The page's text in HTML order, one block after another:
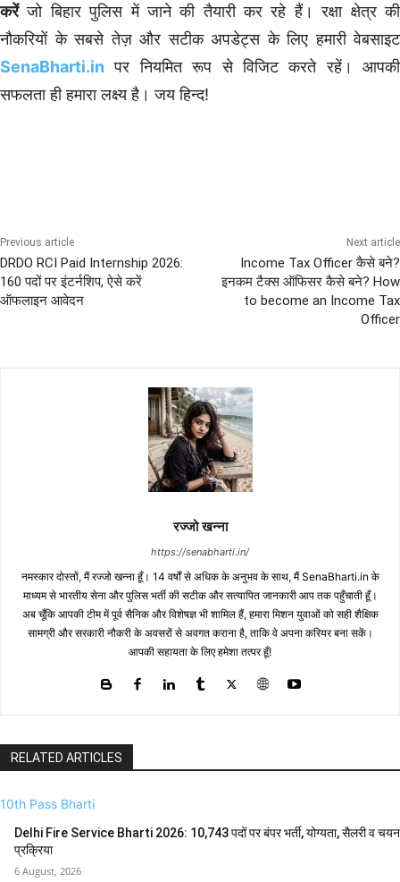
करेंजो बिहार पुलिस में जाने की तैयारी कर रहे हैं। रक्षा क्षेत्र की
नौकरियों के सबसे तेज़ और सटीक अपडेट्स के लिए हमारी वेबसाइट
SenaBharti.in पर नियमित रूप से विजिट करते रहें। आपकी
सफलता ही हमारा लक्ष्य है। जय हिन्द!
Previous article
DRDO RCI Paid Internship 2026:
160 पदों पर इंटर्नशिप, ऐसे करें
ऑफलाइन आवेदन
Next article
Income Tax Officer कैसे बने?
इनकम टैक्स ऑफिसर कैसे बने? How
to become an Income Tax
Officer
रज्जो खन्ना
https://senabharti.in/
नमस्कार दोस्तों, मैं रज्जो खन्ना हूँ। 14 वर्षों से अधिक के अनुभव के साथ, मैं SenaBharti.in के
माध्यम से भारतीय सेना और पुलिस भर्ती की सटीक और सत्यापित जानकारी आप तक पहुँचाती हूँ।
अब चूँकि आपकी टीम में पूर्व सैनिक और विशेषज्ञ भी शामिल हैं, हमारा मिशन युवाओं को सही शैक्षिक
सामग्री और सरकारी नौकरी के अवसरों से अवगत कराना है, ताकि वे अपना करियर बना सकें।
आपकी सहायता के लिए हमेशा तत्पर हूँ!
RELATED ARTICLES
10th Pass Bharti
Delhi Fire Service Bharti 2026: 10,743 पदों पर बंपर भर्ती, योग्यता, सैलरी व चयन
प्रक्रिया
6 August, 2026